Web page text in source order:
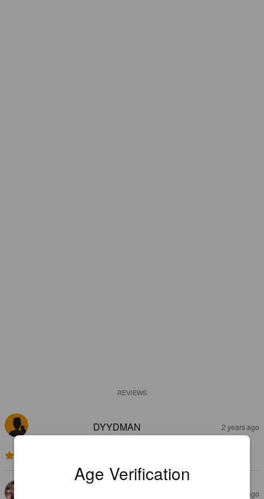
REVIEWS
DYYDMAN 2 years ago
5 years ago
Age Verification